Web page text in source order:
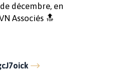
décembre, en
Associés 🔝